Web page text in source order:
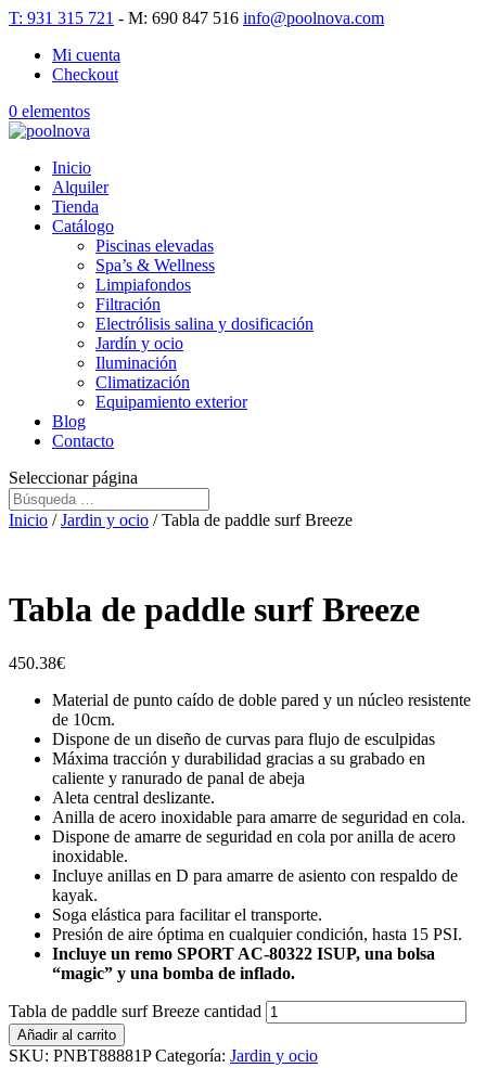
T: 931 315 721 - M: 690 847 516 info@poolnova.com
Mi cuenta
Checkout
0 elementos
Inicio
Alquiler
Tienda
Catálogo
Piscinas elevadas
Spa’s & Wellness
Limpiafondos
Filtración
Electrólisis salina y dosificación
Jardín y ocio
Iluminación
Climatización
Equipamiento exterior
Blog
Contacto
Seleccionar página
Inicio /Jardin y ocio / Tabla de paddle surf Breeze
Tabla de paddle surf Breeze
450.38€
Material de punto caído de doble pared y un núcleo resistente
de 10cm.
Dispone de un diseño de curvas para flujo de esculpidas
Máxima tracción y durabilidad gracias a su grabado en
caliente y ranurado de panal de abeja
Aleta central deslizante.
Anilla de acero inoxidable para amarre de seguridad en cola.
Dispone de amarre de seguridad en cola por anilla de acero
inoxidable.
Incluye anillas en D para amarre de asiento con respaldo de
kayak.
Soga elástica para facilitar el transporte.
Presión de aire óptima en cualquier condición, hasta 15 PSI.
Incluye un remo SPORT AC-80322 ISUP, una bolsa
“magic” y una bomba de inflado.
Tabla de paddle surf Breeze cantidad
Añadir al carrito
SKU: PNBT88881P Categoría: Jardin y ocio